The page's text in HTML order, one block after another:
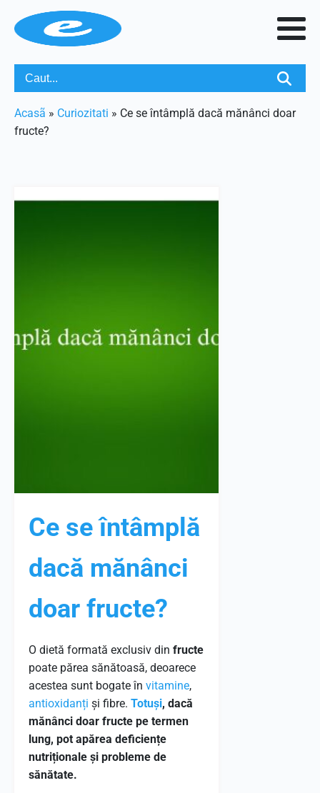
Acasã » Curiozitati » Ce se întâmplă dacă mănânci doar
fructe?
Ce se întâmplă
dacă mănânci
doar fructe?
O dietă formată exclusiv din fructe
poate părea sănătoasă, deoarece
acestea sunt bogate în vitamine,
antioxidanți și fibre. Totuși, dacă
mănânci doar fructe pe termen
lung, pot apărea deficiențe
nutriționale și probleme de
sănătate.